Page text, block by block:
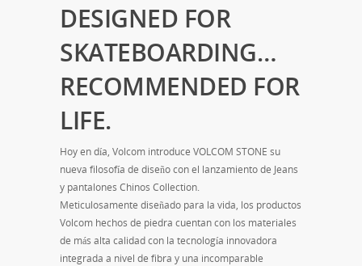
DESIGNED FOR
SKATEBOARDING…
RECOMMENDED FOR
LIFE.
Hoy en día, Volcom introduce VOLCOM STONE su
nueva filosofía de diseño con el lanzamiento de Jeans
y pantalones Chinos Collection.
Meticulosamente diseñado para la vida, los productos
Volcom hechos de piedra cuentan con los materiales
de más alta calidad con la tecnología innovadora
integrada a nivel de fibra y una incomparable